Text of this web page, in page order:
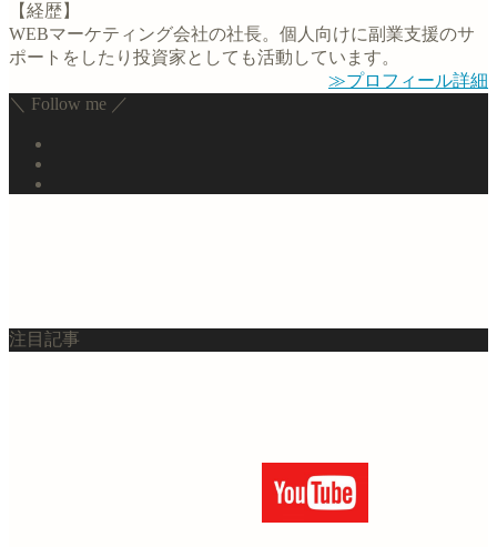
【経歴】
WEBマーケティング会社の社長。個人向けに副業支援のサ
ポートをしたり投資家としても活動しています。
≫プロフィール詳細
＼ Follow me ／
注目記事